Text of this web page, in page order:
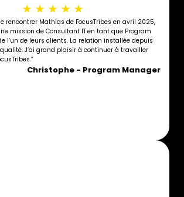
★ ★ ★ ★ ★
rencontrer Mathias de FocusTribes en avril 2025,
mission de Consultant IT en tant que Program
l’un de leurs clients. La relation installée depuis
J’ai grand plaisir à continuer à travailler
Christophe - Program Manager